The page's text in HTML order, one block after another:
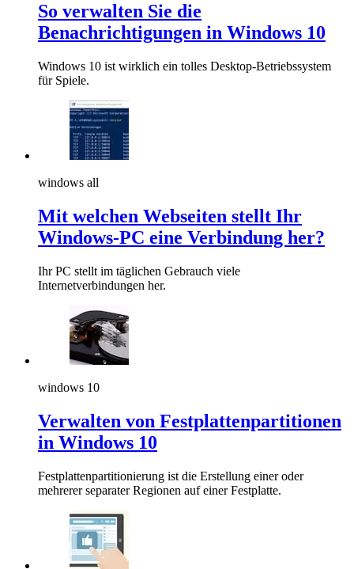
So verwalten Sie die
Benachrichtigungen in Windows 10
Windows 10 ist wirklich ein tolles Desktop-Betriebssystem
für Spiele.
windows all
Mit welchen Webseiten stellt Ihr
Windows-PC eine Verbindung her?
Ihr PC stellt im täglichen Gebrauch viele
Internetverbindungen her.
windows 10
Verwalten von Festplattenpartitionen
in Windows 10
Festplattenpartitionierung ist die Erstellung einer oder
mehrerer separater Regionen auf einer Festplatte.